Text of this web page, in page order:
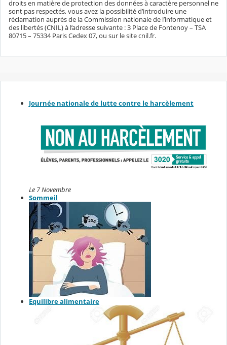
droits en matière de protection des données à caractère personnel ne
sont pas respectés, vous avez la possibilité d’introduire une
réclamation auprès de la Commission nationale de l’informatique et
des libertés (CNIL) à l’adresse suivante : 3 Place de Fontenoy – TSA
80715 – 75334 Paris Cedex 07, ou sur le site cnil.fr.
Journée nationale de lutte contre le harcèlement
Le 7 Novembre
Sommeil
Equilibre alimentaire